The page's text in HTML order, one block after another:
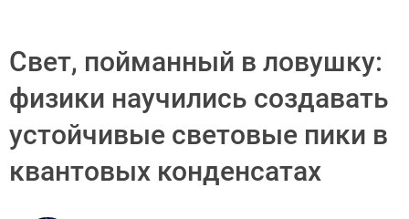
Свет, пойманный в ловушку:
физики научились создавать
устойчивые световые пики в
квантовых конденсатах